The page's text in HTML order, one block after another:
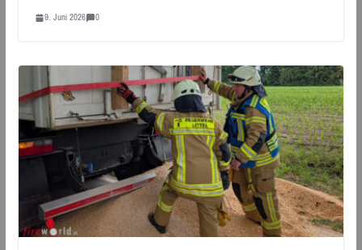
9. Juni 2026 0